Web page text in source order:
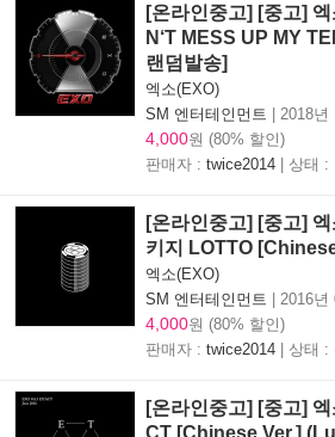
[온라인중고] [중고]
N‘T MESS UP MY
랜덤발송]
엑소(EXO)
SM 엔터테인먼트 | 2018년
4,000원 (80% 할인)
판매자 : twice2014 | 상태 :
[온라인중고] [중고]
키지 LOTTO
엑소(EXO)
SM 엔터테인먼트 | 2016년
4,000원 (80% 할인)
판매자 : twice2014 | 상태 :
[온라인중고] [중고]
CT [Chinese Ver.]